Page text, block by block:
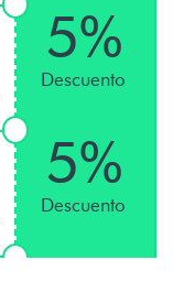
5%
Descuento
5%
Descuento